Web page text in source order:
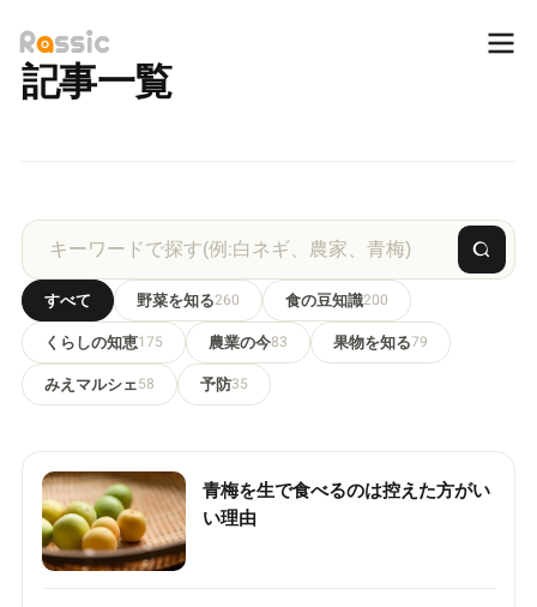
記事一覧
すべて 野菜を知る260 食の豆知識200
くらしの知恵175 農業の今83 果物を知る79
みえマルシェ58 予防35
青梅を生で食べるのは控えた方がい
い理由